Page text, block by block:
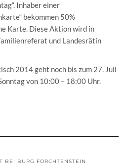
Inhaber einer
bekommen 50%
Karte. Diese Aktion wird in
und Landesrätin
2014 geht noch bis zum 27. Juli
von 10:00 – 18:00 Uhr.
BEI BURG FORCHTENSTEIN